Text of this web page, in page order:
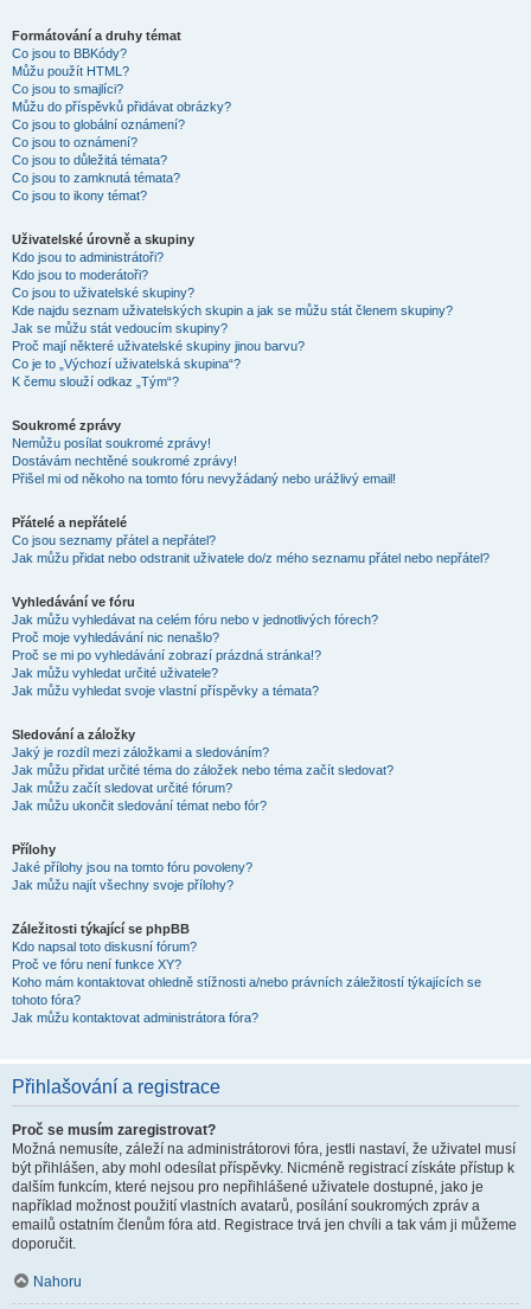
Formátování a druhy témat
Co jsou to BBKódy?
Můžu použít HTML?
Co jsou to smajlíci?
Můžu do příspěvků přidávat obrázky?
Co jsou to globální oznámení?
Co jsou to oznámení?
Co jsou to důležitá témata?
Co jsou to zamknutá témata?
Co jsou to ikony témat?
Uživatelské úrovně a skupiny
Kdo jsou to administrátoři?
Kdo jsou to moderátoři?
Co jsou to uživatelské skupiny?
Kde najdu seznam uživatelských skupin a jak se můžu stát členem skupiny?
Jak se můžu stát vedoucím skupiny?
Proč mají některé uživatelské skupiny jinou barvu?
Co je to „Výchozí uživatelská skupina“?
K čemu slouží odkaz „Tým“?
Soukromé zprávy
Nemůžu posílat soukromé zprávy!
Dostávám nechtěné soukromé zprávy!
Přišel mi od někoho na tomto fóru nevyžádaný nebo urážlivý email!
Přátelé a nepřátelé
Co jsou seznamy přátel a nepřátel?
Jak můžu přidat nebo odstranit uživatele do/z mého seznamu přátel nebo nepřátel?
Vyhledávání ve fóru
Jak můžu vyhledávat na celém fóru nebo v jednotlivých fórech?
Proč moje vyhledávání nic nenašlo?
Proč se mi po vyhledávání zobrazí prázdná stránka!?
Jak můžu vyhledat určité uživatele?
Jak můžu vyhledat svoje vlastní příspěvky a témata?
Sledování a záložky
Jaký je rozdíl mezi záložkami a sledováním?
Jak můžu přidat určité téma do záložek nebo téma začít sledovat?
Jak můžu začít sledovat určité fórum?
Jak můžu ukončit sledování témat nebo fór?
Přílohy
Jaké přílohy jsou na tomto fóru povoleny?
Jak můžu najít všechny svoje přílohy?
Záležitosti týkající se phpBB
Kdo napsal toto diskusní fórum?
Proč ve fóru není funkce XY?
Koho mám kontaktovat ohledně stížnosti a/nebo právních záležitostí týkajících se
tohoto fóra?
Jak můžu kontaktovat administrátora fóra?
Přihlašování a registrace
Proč se musím zaregistrovat?
Možná nemusíte, záleží na administrátorovi fóra, jestli nastaví, že uživatel musí
být přihlášen, aby mohl odesílat příspěvky. Nicméně registrací získáte přístup k
dalším funkcím, které nejsou pro nepřihlášené uživatele dostupné, jako je
například možnost použití vlastních avatarů, posílání soukromých zpráv a
emailů ostatním členům fóra atd. Registrace trvá jen chvíli a tak vám ji můžeme
doporučit.
Nahoru